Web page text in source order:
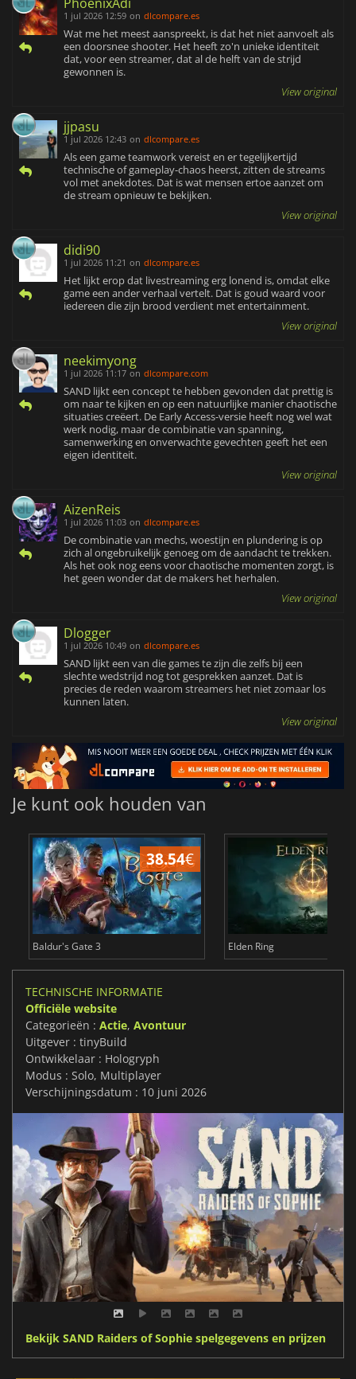
PhoenixAdi
1 jul 2026 12:59 on dlcompare.es
Wat me het meest aanspreekt, is dat het niet aanvoelt als
een doorsnee shooter. Het heeft zo'n unieke identiteit
dat, voor een streamer, dat al de helft van de strijd
gewonnen is.
View original
jjpasu
1 jul 2026 12:43 on dlcompare.es
Als een game teamwork vereist en er tegelijkertijd
technische of gameplay-chaos heerst, zitten de streams
vol met anekdotes. Dat is wat mensen ertoe aanzet om
de stream opnieuw te bekijken.
View original
didi90
1 jul 2026 11:21 on dlcompare.es
Het lijkt erop dat livestreaming erg lonend is, omdat elke
game een ander verhaal vertelt. Dat is goud waard voor
iedereen die zijn brood verdient met entertainment.
View original
neekimyong
1 jul 2026 11:17 on dlcompare.com
SAND lijkt een concept te hebben gevonden dat prettig is
om naar te kijken en op een natuurlijke manier chaotische
situaties creëert. De Early Access-versie heeft nog wel wat
werk nodig, maar de combinatie van spanning,
samenwerking en onverwachte gevechten geeft het een
eigen identiteit.
View original
AizenReis
1 jul 2026 11:03 on dlcompare.es
De combinatie van mechs, woestijn en plundering is op
zich al ongebruikelijk genoeg om de aandacht te trekken.
Als het ook nog eens voor chaotische momenten zorgt, is
het geen wonder dat de makers het herhalen.
View original
Dlogger
1 jul 2026 10:49 on dlcompare.es
SAND lijkt een van die games te zijn die zelfs bij een
slechte wedstrijd nog tot gesprekken aanzet. Dat is
precies de reden waarom streamers het niet zomaar los
kunnen laten.
View original
Je kunt ook houden van
38.54€
Baldur's Gate 3 Elden Ring
TECHNISCHE INFORMATIE
Officiële website
Categorieën : Actie, Avontuur
Uitgever : tinyBuild
Ontwikkelaar : Hologryph
Modus : Solo, Multiplayer
Verschijningsdatum : 10 juni 2026
Bekijk SAND Raiders of Sophie spelgegevens en prijzen